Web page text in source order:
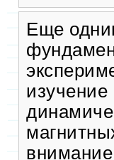
Еще
изучение